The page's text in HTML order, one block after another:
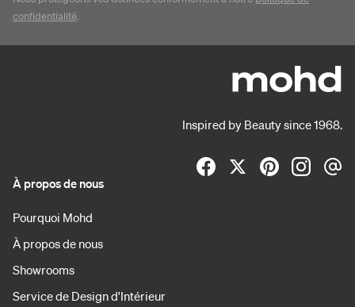
confidentialité.
Inspired by Beauty since 1968.
À propos de nous
Pourquoi Mohd
À propos de nous
Showrooms
Service de Design d'Intérieur